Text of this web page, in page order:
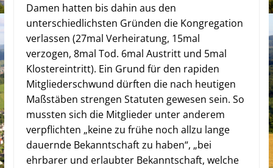
Damen hatten bis dahin aus den
unterschiedlichsten Gründen die Kongregation
verlassen (27mal Verheiratung, 15mal
verzogen, 8mal Tod. 6mal Austritt und 5mal
Klostereintritt). Ein Grund für den rapiden
Mitgliederschwund dürften die nach heutigen
Maßstäben strengen Statuten gewesen sein. So
mussten sich die Mitglieder unter anderem
verpflichten „keine zu frühe noch allzu lange
dauernde Bekanntschaft zu haben“, „bei
ehrbarer und erlaubter Bekanntschaft, welche